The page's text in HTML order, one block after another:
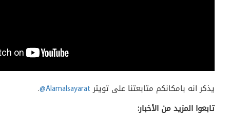
يذكر انه بامكانكم متابعتنا على تويتر@Alamalsayarat
.
تابعوا المزيد من الأخبار: